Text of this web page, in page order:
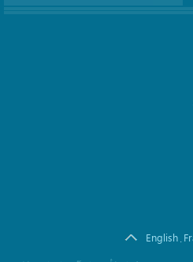
.
English